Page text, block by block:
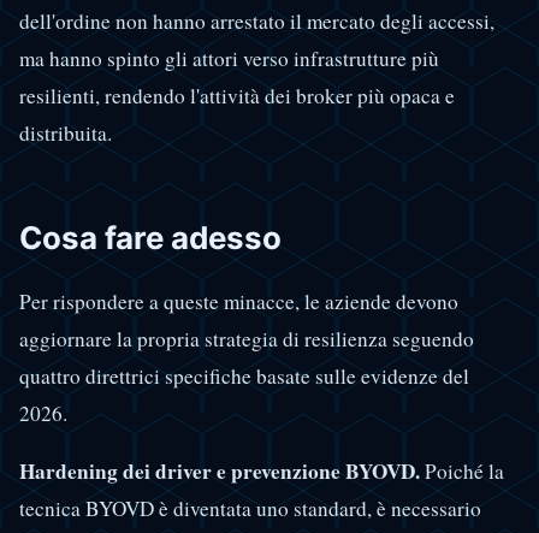
dell'ordine non hanno arrestato il mercato degli accessi,
ma hanno spinto gli attori verso infrastrutture più
resilienti, rendendo l'attività dei broker più opaca e
distribuita.
Cosa fare adesso
Per rispondere a queste minacce, le aziende devono
aggiornare la propria strategia di resilienza seguendo
quattro direttrici specifiche basate sulle evidenze del
2026.
Hardening dei driver e prevenzione BYOVD.Poiché la
tecnica BYOVD è diventata uno standard, è necessario